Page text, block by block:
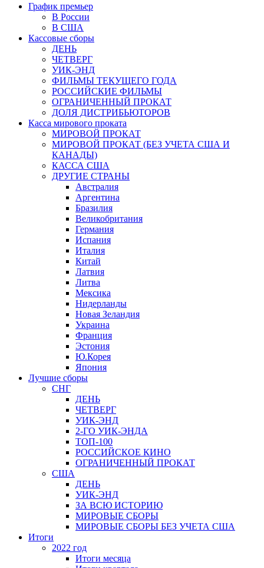
График премьер
В России
В США
Кассовые сборы
ДЕНЬ
ЧЕТВЕРГ
УИК-ЭНД
ФИЛЬМЫ ТЕКУЩЕГО ГОДА
РОССИЙСКИЕ ФИЛЬМЫ
ОГРАНИЧЕННЫЙ ПРОКАТ
ДОЛЯ ДИСТРИБЬЮТОРОВ
Касса мирового проката
МИРОВОЙ ПРОКАТ
МИРОВОЙ ПРОКАТ (БЕЗ УЧЕТА США И
КАНАДЫ)
КАССА США
ДРУГИЕ СТРАНЫ
Австралия
Аргентина
Бразилия
Великобритания
Германия
Испания
Италия
Китай
Латвия
Литва
Мексика
Нидерланды
Новая Зеландия
Украина
Франция
Эстония
Ю.Корея
Япония
Лучшие сборы
СНГ
ДЕНЬ
ЧЕТВЕРГ
УИК-ЭНД
2-ГО УИК-ЭНДА
ТОП-100
РОССИЙСКОЕ КИНО
ОГРАНИЧЕННЫЙ ПРОКАТ
США
ДЕНЬ
УИК-ЭНД
ЗА ВСЮ ИСТОРИЮ
МИРОВЫЕ СБОРЫ
МИРОВЫЕ СБОРЫ БЕЗ УЧЕТА США
Итоги
2022 год
Итоги месяца